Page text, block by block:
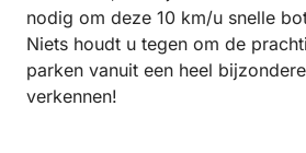
nodig om deze 10 km/u snelle
Niets houdt u tegen om de
parken vanuit een heel
verkennen!